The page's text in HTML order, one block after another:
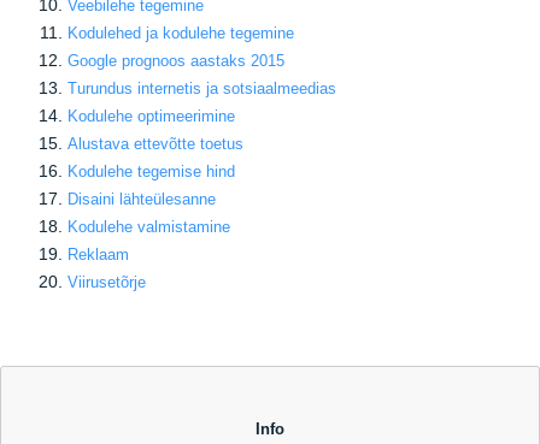
Veebilehe tegemine
Kodulehed ja kodulehe tegemine
Google prognoos aastaks 2015
Turundus internetis ja sotsiaalmeedias
Kodulehe optimeerimine
Alustava ettevõtte toetus
Kodulehe tegemise hind
Disaini lähteülesanne
Kodulehe valmistamine
Reklaam
Viirusetõrje
Info